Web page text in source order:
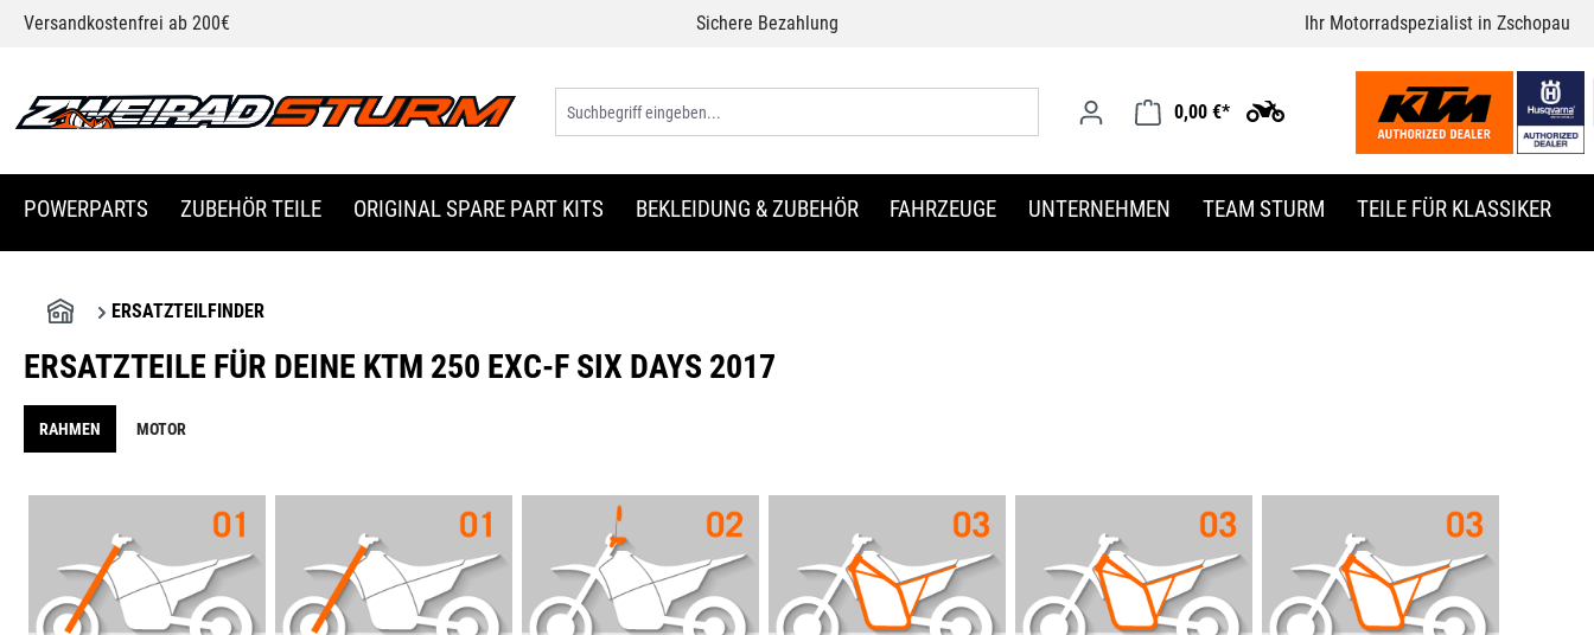
Zur Hauptnavigation springen
Versandkostenfrei ab 200€ Sichere Bezahlung Ihr Motorradspezialist in Zschopau
0,00 €*
POWERPARTS ZUBEHÖR TEILE ORIGINAL SPARE PART KITS BEKLEIDUNG & ZUBEHÖR FAHRZEUGE UNTERNEHMEN TEAM STURM TEILE FÜR KLASSIKER
ERSATZTEILFINDER
ERSATZTEILE FÜR DEINE KTM 250 EXC-F SIX DAYS 2017
RAHMEN MOTOR